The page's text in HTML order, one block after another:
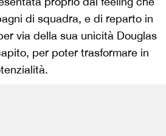
di squadra, e di reparto in
via della sua unicità Douglas
per poter trasformare in